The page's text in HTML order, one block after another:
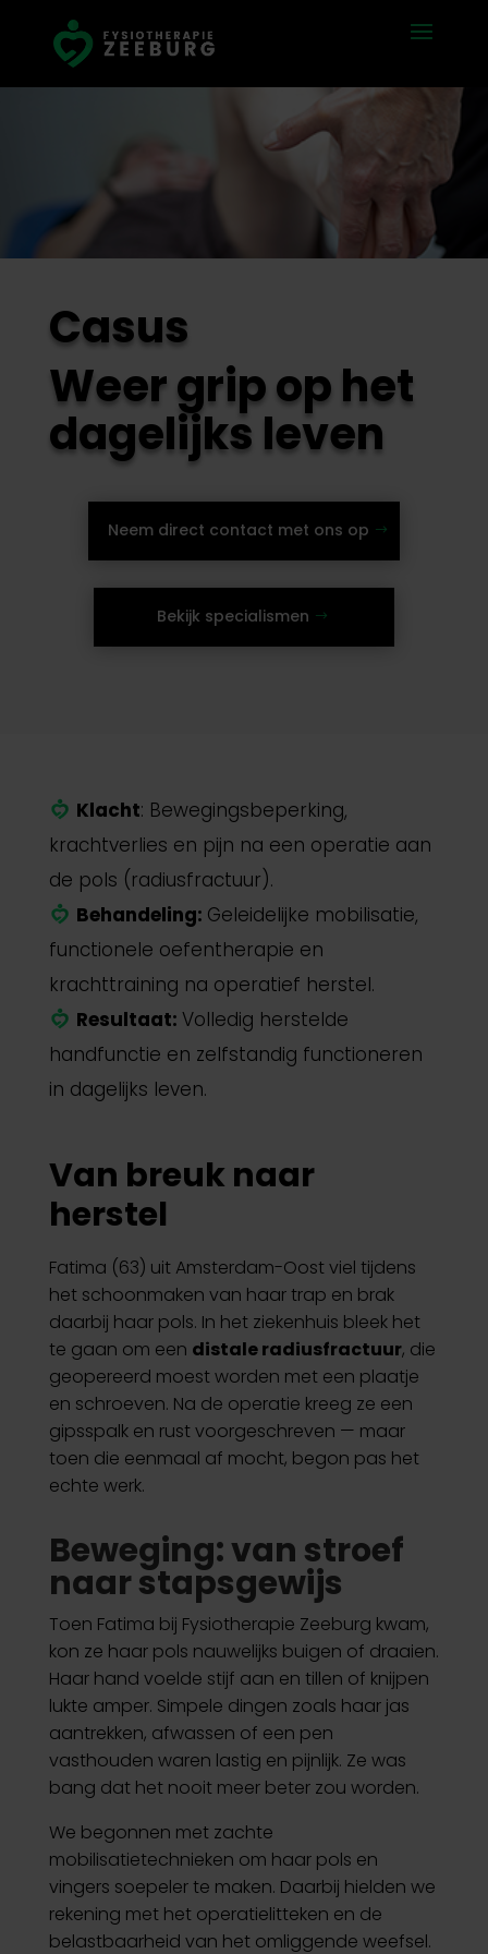
Casus
Weer grip op het
dagelijks leven
Neem direct contact met ons op
Bekijk specialismen
Klacht: Bewegingsbeperking,
krachtverlies en pijn na een operatie aan
de pols (radiusfractuur).
Behandeling: Geleidelijke mobilisatie,
functionele oefentherapie en
krachttraining na operatief herstel.
Resultaat: Volledig herstelde
handfunctie en zelfstandig functioneren
in dagelijks leven.
Van breuk naar
herstel
Fatima (63) uit Amsterdam-Oost viel tijdens
het schoonmaken van haar trap en brak
daarbij haar pols. In het ziekenhuis bleek het
te gaan om een distale radiusfractuur, die
geopereerd moest worden met een plaatje
en schroeven. Na de operatie kreeg ze een
gipsspalk en rust voorgeschreven — maar
toen die eenmaal af mocht, begon pas het
echte werk.
Beweging: van stroef
naar stapsgewijs
Toen Fatima bij Fysiotherapie Zeeburg kwam,
kon ze haar pols nauwelijks buigen of draaien.
Haar hand voelde stijf aan en tillen of knijpen
lukte amper. Simpele dingen zoals haar jas
aantrekken, afwassen of een pen
vasthouden waren lastig en pijnlijk. Ze was
bang dat het nooit meer beter zou worden.
We begonnen met zachte
mobilisatietechnieken om haar pols en
vingers soepeler te maken. Daarbij hielden we
rekening met het operatielitteken en de
belastbaarheid van het omliggende weefsel.